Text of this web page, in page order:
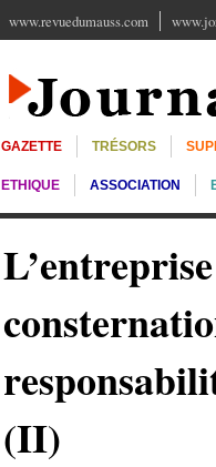
www.revuedumauss.com
GAZETTE TRÉSORS
ETHIQUE ASSOCIATION
(II)